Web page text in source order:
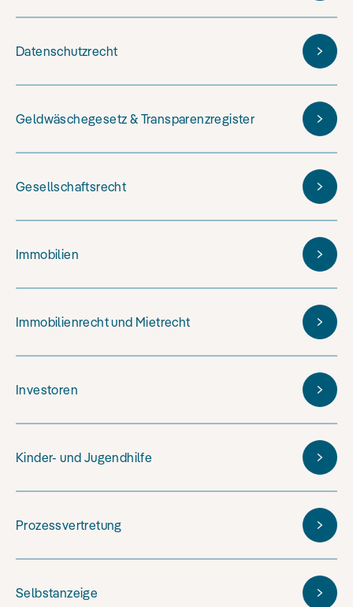
Datenschutzrecht
Geldwäschegesetz & Transparenzregister
Gesellschaftsrecht
Immobilien
Immobilienrecht und Mietrecht
Investoren
Kinder- und Jugendhilfe
Prozessvertretung
Selbstanzeige